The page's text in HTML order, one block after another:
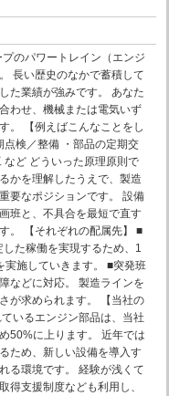
のパワートレイン（エンジ
長い歴史のなかで蓄積して
た業績が強みです。 あなた
わせ、機械または電気いず
。 【例えばこんなことをし
点検／整備 ・部品の定期交
ど どういった原理原則で
かを理解したうえで、製造
要なポジションです。 設備
班と、不具合を最短で直す
。 【それぞれの配属先】 ■
た稼働を実現するため、1
実施していきます。 ■突発班
などに対応。 製造ラインを
が求められます。 【当社の
いるエンジン部品は、当社
50%に上ります。 近年では
ため、新しい設備を導入す
る環境です。 経験が浅くて
得支援制度なども利用し、